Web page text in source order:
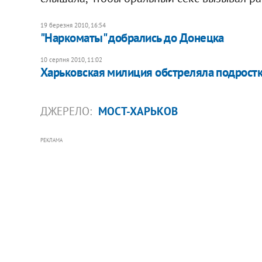
19 березня 2010, 16:54
"Наркоматы" добрались до Донецка
10 серпня 2010, 11:02
Харьковская милиция обстреляла
ДЖЕРЕЛО: МОСТ-ХАРЬКОВ
РЕКЛАМА